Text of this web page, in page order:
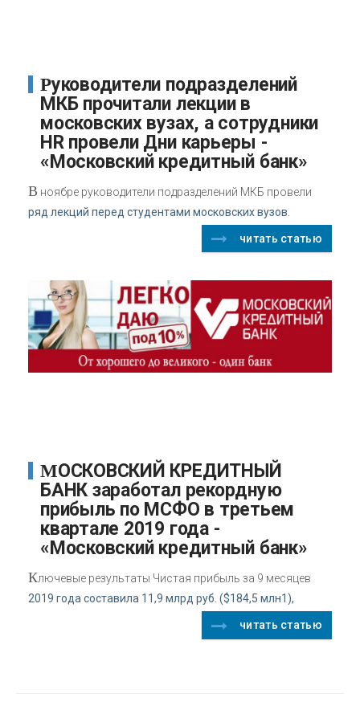
Руководители подразделений
МКБ прочитали лекции в
московских вузах, а сотрудники
HR провели Дни карьеры -
«Московский кредитный банк»
В ноябре руководители подразделений МКБ провели
ряд лекций перед студентами московских вузов.
читать статью
МОСКОВСКИЙ КРЕДИТНЫЙ
БАНК заработал рекордную
прибыль по МСФО в третьем
квартале 2019 года -
«Московский кредитный банк»
Ключевые результаты Чистая прибыль за 9 месяцев
2019 года составила 11,9 млрд руб. ($184,5 млн1),
читать статью